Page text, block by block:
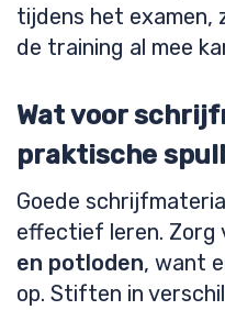
tijdens het examen,
de training al mee
Wat voor
praktische
Goede
effectief leren. Zorg
en potloden, want
op. Stiften in